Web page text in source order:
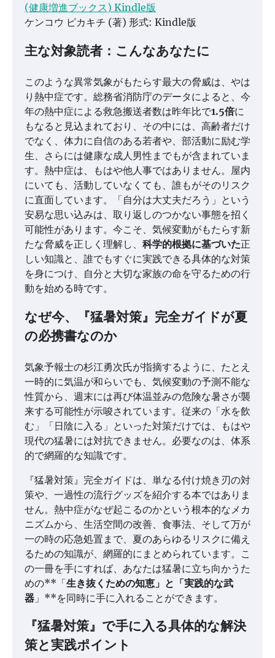
(健康増進ブックス) Kindle版
ケンコウ ピカキチ (著) 形式: Kindle版
主な対象読者：こんなあなたに
このような異常気象がもたらす最大の脅威は、やは
り熱中症です。総務省消防庁のデータによると、今
年の熱中症による救急搬送者数は昨年比で1.5倍に
もなると見込まれており、その中には、高齢者だけ
でなく、体力に自信のある若者や、部活動に励む学
生、さらには健康な成人男性までもが含まれていま
す。熱中症は、もはや他人事ではありません。屋内
にいても、活動していなくても、誰もがそのリスク
に直面しています。「自分は大丈夫だろう」という
安易な思い込みは、取り返しのつかない事態を招く
可能性があります。今こそ、気候変動がもたらす新
たな脅威を正しく理解し、 科学的根拠に基づいた正
しい知識と、誰でもすぐに実践できる具体的な対策
を身につけ、自分と大切な家族の命を守るための行
動を始める時です。
なぜ今、『猛暑対策』完全ガイドが夏
の必携書なのか
気象予報士の杉江勇次氏が指摘するように、たとえ
一時的に気温が和らいでも、気候変動の予測不能な
性質から、週末には再び体温並みの危険な暑さが襲
来する可能性が示唆されています。従来の「水を飲
む」「日陰に入る」といった対策だけでは、もはや
現代の猛暑には対抗できません。必要なのは、体系
的で網羅的な知識です。
『猛暑対策』完全ガイドは、単なる付け焼き刃の対
策や、一過性の流行グッズを紹介する本ではありま
せん。熱中症がなぜ起こるのかという根本的なメカ
ニズムから、生活空間の改善、食事法、そして万が
一の時の応急処置まで、夏のあらゆるリスクに備え
るための知識が、網羅的にまとめられています。こ
の一冊を手にすれば、あなたは猛暑に立ち向かうた
めの**「生き抜くための知恵」と「実践的な武
器 」**を同時に手に入れることができます。
『猛暑対策』で手に入る具体的な解決
策と実践ポイント